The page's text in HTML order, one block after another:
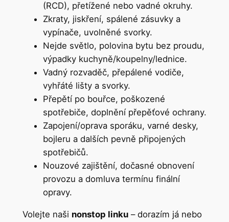
(RCD), přetížené nebo vadné okruhy.
Zkraty, jiskření, spálené zásuvky a
vypínače, uvolněné svorky.
Nejde světlo, polovina bytu bez proudu,
výpadky kuchyně/koupelny/lednice.
Vadný rozvaděč, přepálené vodiče,
vyhřáté lišty a svorky.
Přepětí po bouřce, poškozené
spotřebiče, doplnění přepěťové ochrany.
Zapojení/oprava sporáku, varné desky,
bojleru a dalších pevně připojených
spotřebičů.
Nouzové zajištění, dočasné obnovení
provozu a domluva termínu finální
opravy.
Volejte naši nonstop linku– dorazím já nebo